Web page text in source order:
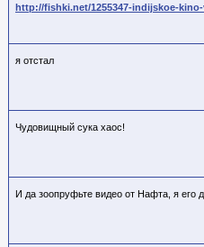
http://fishki.net/1255347-indijskoe-
я отстал
Чудовищный сука хаос!
И да зоопруфьте видео от Нафта, я его